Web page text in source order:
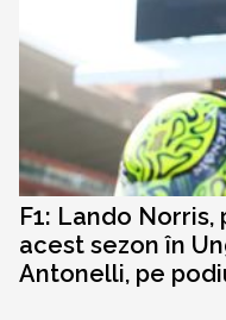
F1: Lando
acest sezon în
Antonelli, pe